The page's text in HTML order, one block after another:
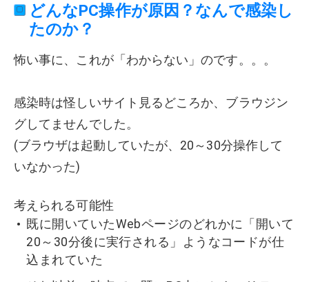
どんなPC操作が原因？なんで感染し
たのか？
怖い事に、これが「わからない」のです。。。
感染時は怪しいサイト見るどころか、ブラウジン
グしてませんでした。
(ブラウザは起動していたが、20～30分操作して
いなかった)
考えられる可能性
既に開いていたWebページのどれかに「開いて
20～30分後に実行される」ようなコードが仕
込まれていた